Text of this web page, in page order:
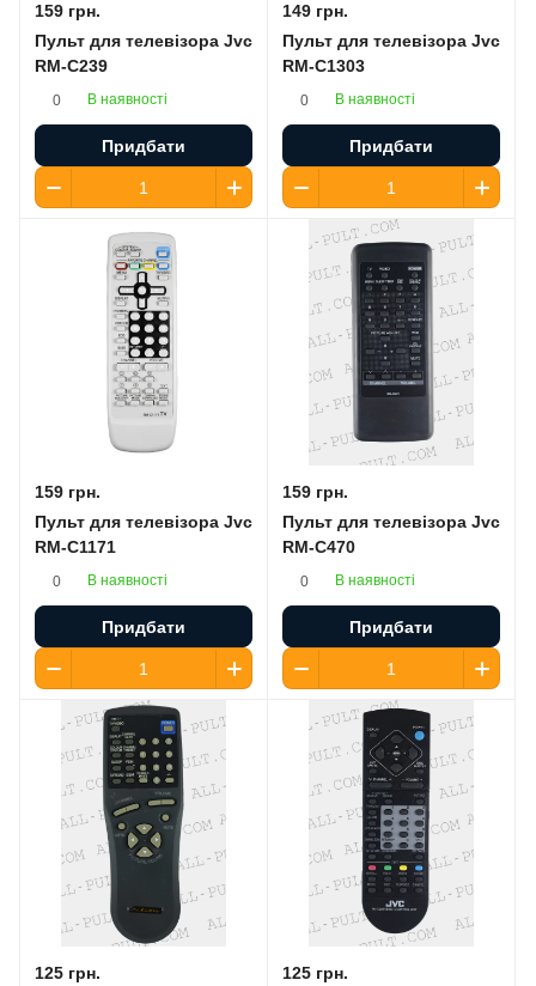
159 грн.
Пульт для телевізора Jvc
RM-C239
0 В наявності
Придбати
149 грн.
Пульт для телевізора Jvc
RM-C1303
0 В наявності
Придбати
159 грн.
Пульт для телевізора Jvc
RM-C1171
0 В наявності
Придбати
159 грн.
Пульт для телевізора Jvc
RM-C470
0 В наявності
Придбати
125 грн.
125 грн.